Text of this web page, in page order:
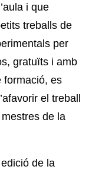
i que
treballs de
per
gratuïts i amb
formació, es
el treball
de la
de la